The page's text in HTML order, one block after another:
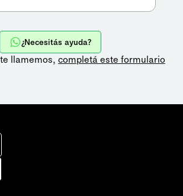
¿Necesitás ayuda?
llamemos, completá este formulario